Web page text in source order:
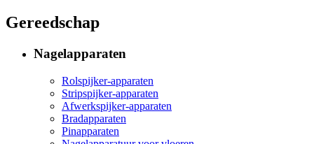
Gereedschap
Nagelapparaten
Rolspijker-apparaten
Stripspijker-apparaten
Afwerkspijker-apparaten
Bradapparaten
Pinapparaten